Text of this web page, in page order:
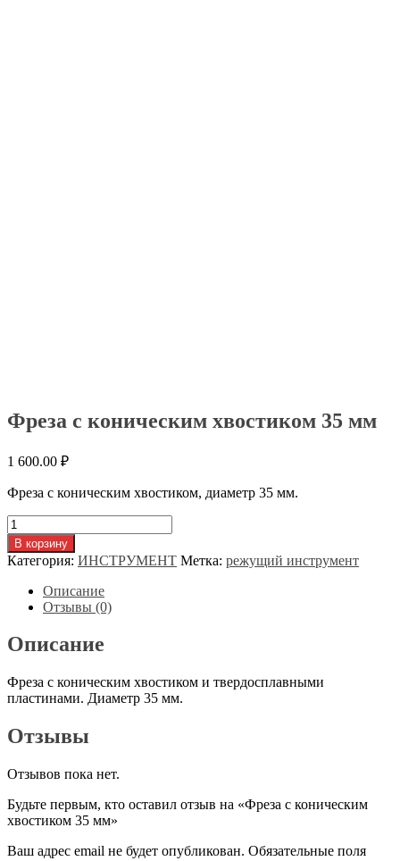
Фреза с коническим хвостиком 35 мм
1 600.00 ₽
Фреза с коническим хвостиком, диаметр 35 мм.
Количество
товара
Фреза
с
коническим
хвостиком
мм
В корзину
Категория: ИНСТРУМЕНТ Метка: режущий инструмент
Описание
Отзывы (0)
Описание
Фреза с коническим хвостиком и твердосплавными
пластинами. Диаметр 35 мм.
Отзывы
Отзывов пока нет.
Будьте первым, кто оставил отзыв на «Фреза с коническим
хвостиком 35 мм»
Ваш адрес email не будет опубликован. Обязательные поля